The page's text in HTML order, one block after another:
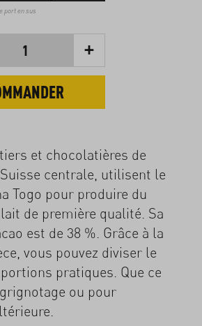
port en sus
1 +
et chocolatières de
centrale, utilisent le
Togo pour produire du
de première qualité. Sa
est de 38 %. Grâce à la
vous pouvez diviser le
pratiques. Que ce
ou pour